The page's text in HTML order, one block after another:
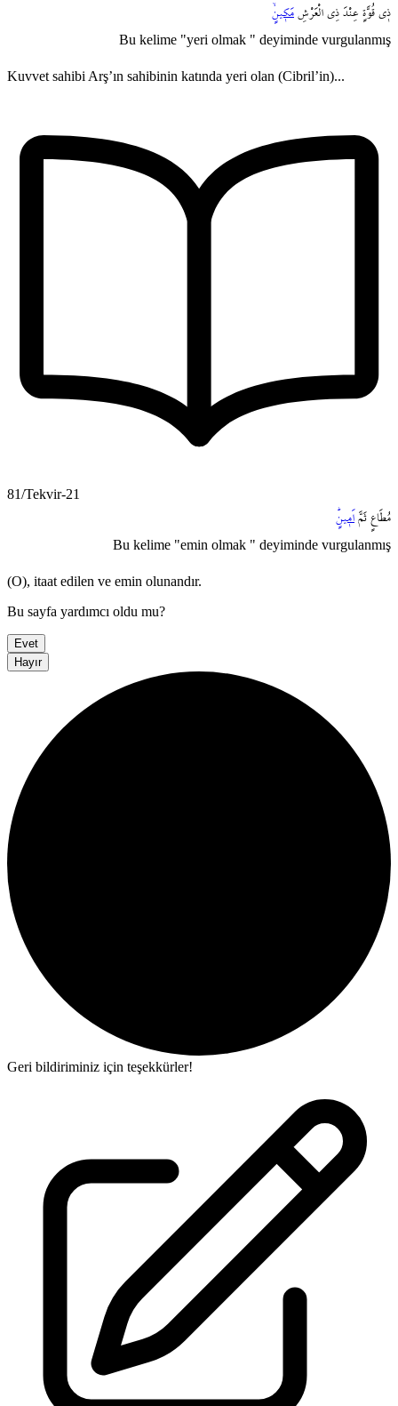
ذ۪ي قُوَّةٍ عِنْدَ ذِي الْعَرْشِ مَك۪ينٍۙ
Bu kelime "yeri olmak " deyiminde vurgulanmış
Kuvvet sahibi Arş’ın sahibinin katında yeri olan (Cibril’in)...
81/Tekvir-21
مُطَاعٍ ثَمَّ اَم۪ينٍۜ
Bu kelime "emin olmak " deyiminde vurgulanmış
(O), itaat edilen ve emin olunandır.
Bu sayfa yardımcı oldu mu?
Evet
Hayır
Geri bildiriminiz için teşekkürler!